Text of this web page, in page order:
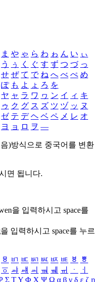
ま や ゃ ら わ ゎ ん い ぃ
う ぅ く ぐ す ず つ づ っ
せ ぜ て で ね へ べ ぺ め
ぽ も よ ょ ろ を
ヤ ャ ラ ワ ヮ ン イ ィ キ
ゥ ク グ ス ズ ツ ヅ ッ ヌ
ゼ テ デ ヘ ベ ペ メ レ オ
ヨ ョ ロ ヲ ―
)방식으로 중국어를 변환
면 됩니다.
을 입력하시고 space를
을 입력하시고 space를 누르
ㅱ ㅲ ㅳ ㅴ ㅵ ㅶ ㅷ ㅸ
ㅹ
ㆆ ㆇ ㆈ ㆉ ㆊ ㆋ ㆌ ㆍ
ㆎ
Σ ΤΥ Φ Χ Ψ Ω α β γ δ ε ζ η